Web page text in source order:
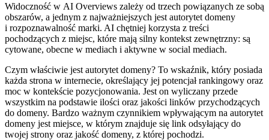
Widoczność w AI Overviews zależy od trzech powiązanych ze sobą
obszarów, a jednym z najważniejszych jest autorytet domeny
i rozpoznawalność marki. AI chętniej korzysta z treści
pochodzących z miejsc, które mają silny kontekst zewnętrzny: są
cytowane, obecne w mediach i aktywne w social mediach.
Czym właściwie jest autorytet domeny? To wskaźnik, który posiada
każda strona w internecie, określający jej potencjał rankingowy oraz
moc w kontekście pozycjonowania. Jest on wyliczany przede
wszystkim na podstawie ilości oraz jakości linków przychodzących
do domeny. Bardzo ważnym czynnikiem wpływającym na autorytet
domeny jest miejsce, w którym znajduje się link odsyłający do
twojej strony oraz jakość domeny, z której pochodzi.